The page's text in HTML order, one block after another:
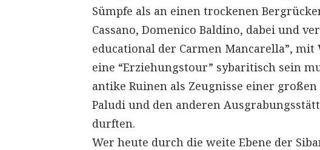
Sümpfe als an einen trockenen
Cassano, Domenico Baldino, dabei und
educational der Carmen Mancarella”, mit
eine “Erziehungstour” sybaritisch sein
antike Ruinen als Zeugnisse einer
Paludi und den anderen
durften.
Wer heute durch die weite Ebene der